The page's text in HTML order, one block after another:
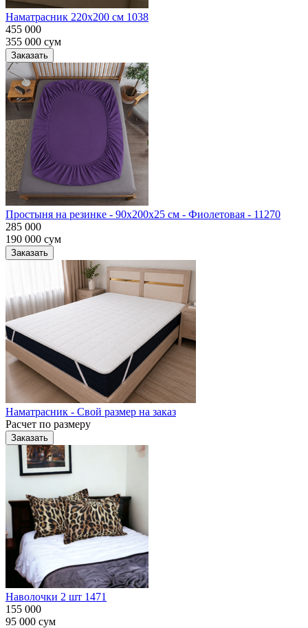
Наматрасник 220х200 см 1038
455 000
355 000 сум
Заказать
Простыня на резинке - 90x200x25 cм - Фиолетовая - 11270
285 000
190 000 сум
Заказать
Наматрасник - Свой размер на заказ
Расчет по размеру
Заказать
Наволочки 2 шт 1471
155 000
95 000 сум